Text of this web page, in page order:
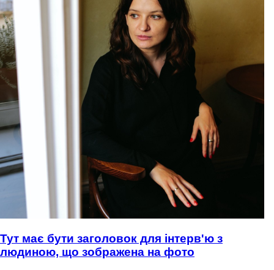
Тут має бути заголовок для інтерв'ю з
людиною, що зображена на фото